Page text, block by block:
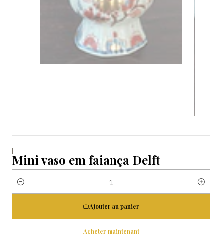
|
Mini vaso em faiança Delft
Quantité
Ajouter au panier
Acheter maintenant